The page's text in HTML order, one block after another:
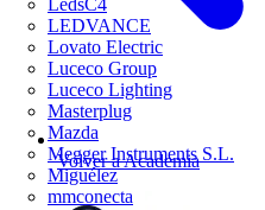
LedsC4
LEDVANCE
Lovato Electric
Luceco Group
Luceco Lighting
Masterplug
Mazda
Megger Instruments S.L.
Miguélez
mmconecta
Volver a Academia